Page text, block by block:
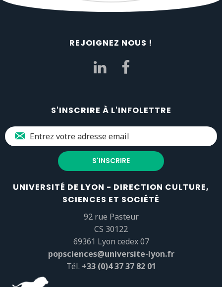
REJOIGNEZ NOUS !
S'INSCRIRE À L'INFOLETTRE
UNIVERSITÉ DE LYON - DIRECTION CULTURE,
SCIENCES ET SOCIÉTÉ
92 rue Pasteur
CS 30122
69361 Lyon cedex 07
popsciences@universite-lyon.fr
Tél. +33 (0)4 37 37 82 01